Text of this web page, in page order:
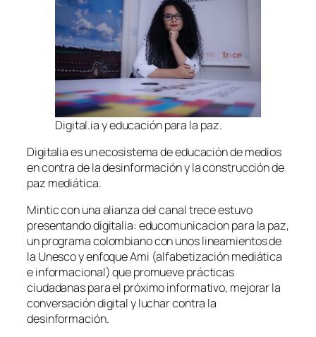
Digital.ia y educación para la paz.
Digitalia es un ecosistema de educación de medios
en contra de la desinformación y la construcción de
paz mediática.
Mintic con una alianza del canal trece estuvo
presentando digitalia: educomunicacion para la paz,
un programa colombiano con unos lineamientos de
la Unesco y enfoque Ami (alfabetización mediática
e informacional) que promueve prácticas
ciudadanas para el próximo informativo, mejorar la
conversación digital y luchar contra la
desinformación.